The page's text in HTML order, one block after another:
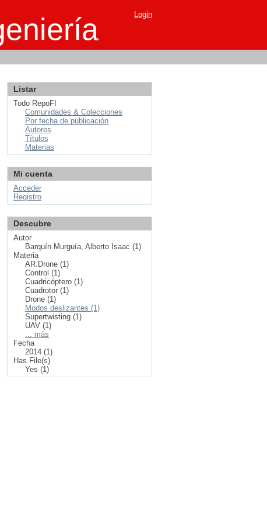
Login
Listar
Todo RepoFI
Comunidades & Colecciones
Por fecha de publicación
Autores
Títulos
Materias
Mi cuenta
Acceder
Registro
Descubre
Autor
Barquín Murguía, Alberto Isaac (1)
Materia
AR.Drone (1)
Control (1)
Cuadricóptero (1)
Cuadrotor (1)
Drone (1)
Modos deslizantes (1)
Supertwisting (1)
UAV (1)
... más
Fecha
2014 (1)
Has File(s)
Yes (1)